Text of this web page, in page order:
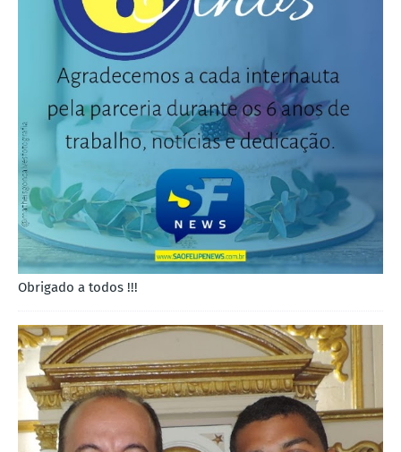
Obrigado a todos !!!